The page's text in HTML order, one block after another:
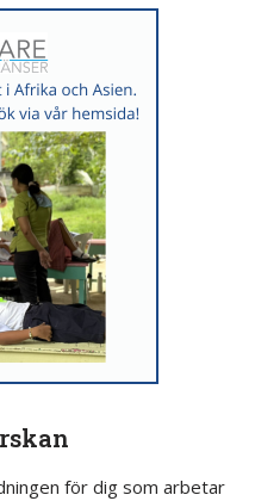
för dig som arbetar